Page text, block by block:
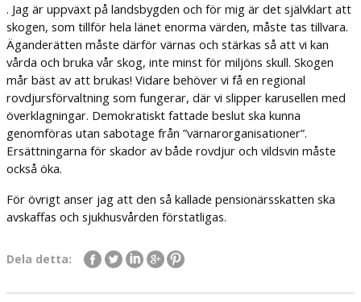
. Jag är uppväxt på landsbygden och för mig är det självklart att
skogen, som tillför hela länet enorma värden, måste tas tillvara.
Äganderätten måste därför värnas och stärkas så att vi kan
vårda och bruka vår skog, inte minst för miljöns skull. Skogen
mår bäst av att brukas! Vidare behöver vi få en regional
rovdjursförvaltning som fungerar, där vi slipper karusellen med
överklagningar. Demokratiskt fattade beslut ska kunna
genomföras utan sabotage från ”värnarorganisationer”.
Ersättningarna för skador av både rovdjur och vildsvin måste
också öka.
För övrigt anser jag att den så kallade pensionärsskatten ska
avskaffas och sjukhusvården förstatligas.
Dela detta: